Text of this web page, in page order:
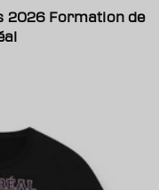
2026 Formation de